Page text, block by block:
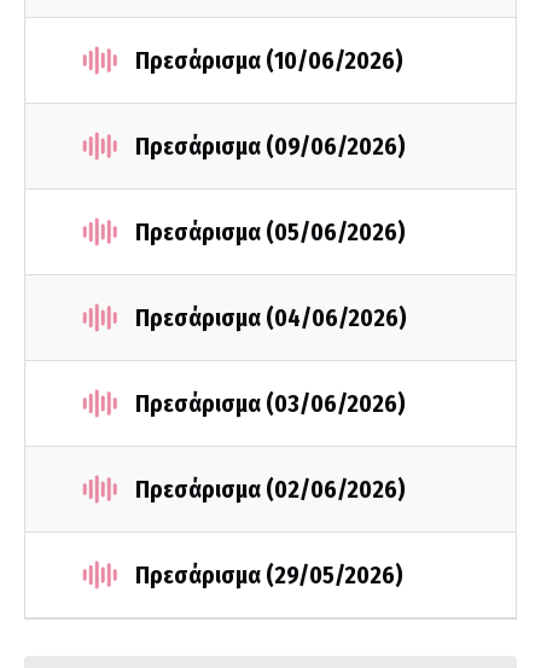
Πρεσάρισμα (10/06/2026)
Πρεσάρισμα (09/06/2026)
Πρεσάρισμα (05/06/2026)
Πρεσάρισμα (04/06/2026)
Πρεσάρισμα (03/06/2026)
Πρεσάρισμα (02/06/2026)
Πρεσάρισμα (29/05/2026)